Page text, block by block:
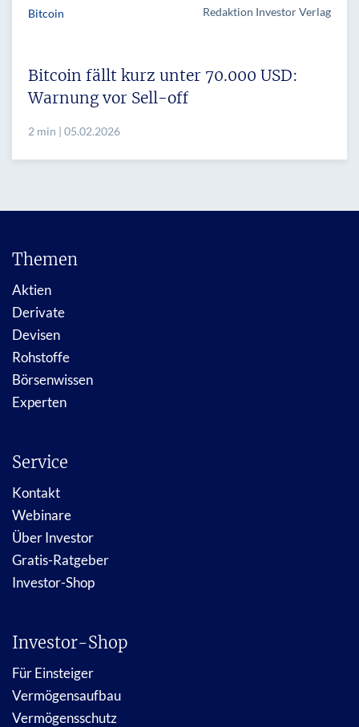
Bitcoin Redaktion Investor Verlag
Bitcoin fällt kurz unter 70.000 USD:
Warnung vor Sell-off
2 min | 05.02.2026
Themen
Aktien
Derivate
Devisen
Rohstoffe
Börsenwissen
Experten
Service
Kontakt
Webinare
Über Investor
Gratis-Ratgeber
Investor-Shop
Investor-Shop
Für Einsteiger
Vermögensaufbau
Vermögensschutz